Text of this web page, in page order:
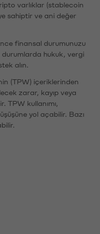
varlıklar (stablecoin
sahiptir ve ani değer
finansal durumunuzu
hukuk, vergi
alın.
(TPW) içeriklerinden
zarar, kayıp veya
TPW kullanımı,
yol açabilir. Bazı